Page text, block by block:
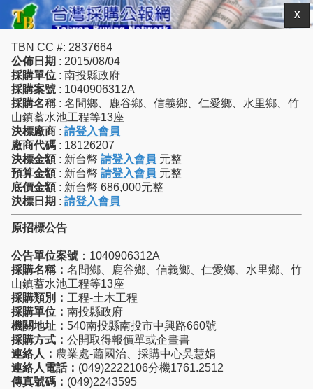
X
TBN CC #: 2837664
公佈日期 : 2015/08/04
採購單位 : 南投縣政府
採購案號 : 1040906312A
採購名稱 : 名間鄉、鹿谷鄉、信義鄉、仁愛鄉、水里鄉、竹
山鎮蓄水池工程等13座
決標廠商 : 請登入會員
廠商代碼 : 18126207
決標金額 : 新台幣 請登入會員 元整
預算金額 : 新台幣 請登入會員 元整
底價金額 : 新台幣 686,000元整
決標日期 : 請登入會員
原招標公告
公告單位案號 ：1040906312A
採購名稱： 名間鄉、鹿谷鄉、信義鄉、仁愛鄉、水里鄉、竹
山鎮蓄水池工程等13座
採購類別： 工程-土木工程
採購單位： 南投縣政府
機關地址： 540南投縣南投市中興路660號
採購方式： 公開取得報價單或企畫書
連絡人： 農業處-蕭國治、採購中心吳慧娟
連絡人電話： (049)2222106分機1761.2512
傳真號碼： (049)2243595